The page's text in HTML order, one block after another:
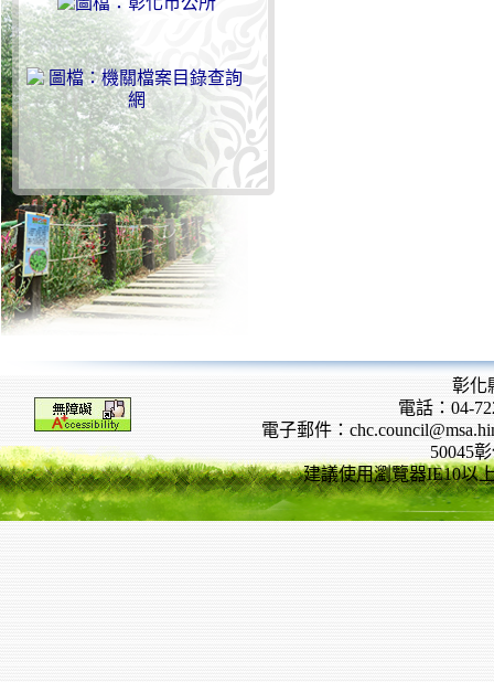
彰化
電話：04-
電子郵件：
50045
建議使用瀏覽器IE10以